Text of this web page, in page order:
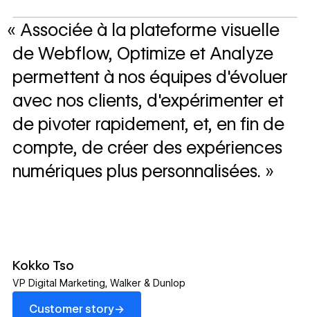
« Associée à la plateforme visuelle
de Webflow, Optimize et Analyze
permettent à nos équipes d'évoluer
avec nos clients, d'expérimenter et
de pivoter rapidement, et, en fin de
compte, de créer des expériences
numériques plus personnalisées. »
Kokko Tso
VP Digital Marketing, Walker & Dunlop
Customer story→
Customer story